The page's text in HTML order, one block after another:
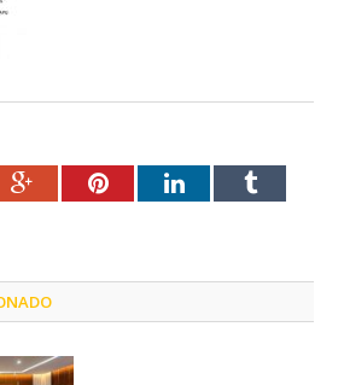
Google+PinterestLinkedInTumblr